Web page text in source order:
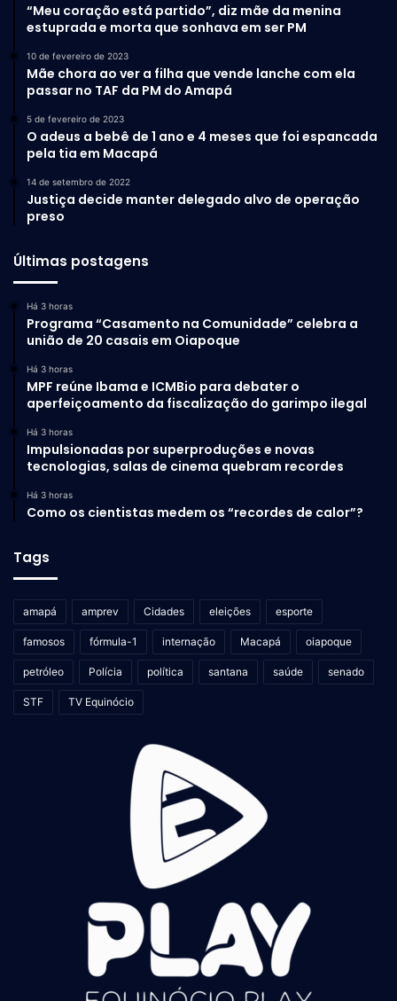
“Meu coração está partido”, diz mãe da menina
estuprada e morta que sonhava em ser PM
10 de fevereiro de 2023
Mãe chora ao ver a filha que vende lanche com ela
passar no TAF da PM do Amapá
5 de fevereiro de 2023
O adeus a bebê de 1 ano e 4 meses que foi espancada
pela tia em Macapá
14 de setembro de 2022
Justiça decide manter delegado alvo de operação
preso
Últimas postagens
Há 3 horas
Programa “Casamento na Comunidade” celebra a
união de 20 casais em Oiapoque
Há 3 horas
MPF reúne Ibama e ICMBio para debater o
aperfeiçoamento da fiscalização do garimpo ilegal
Há 3 horas
Impulsionadas por superproduções e novas
tecnologias, salas de cinema quebram recordes
Há 3 horas
Como os cientistas medem os “recordes de calor”?
Tags
amapá amprev Cidades eleições esporte
famosos fórmula-1 internação Macapá oiapoque
petróleo Polícia política santana saúde senado
STF TV Equinócio